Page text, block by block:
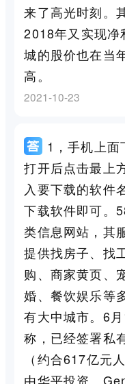
来了高光时刻。
2018年又实现净
城的股价也在当
高。
2021-10-23
1，手机上面
打开后点击最上
入要下载的软件
下载软件即可。
类信息网站，其
提供找房子、找
购、商家黄页、
婚、餐饮娱乐等
有大中城市。6
称，已经签署私
（约合617亿元
由华平投资、